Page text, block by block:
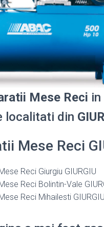
Mese Reci in
localitati din
Mese Reci
Reci Giurgiu GIURGIU
Reci Bolintin-Vale
Reci Mihailesti GIURGIU